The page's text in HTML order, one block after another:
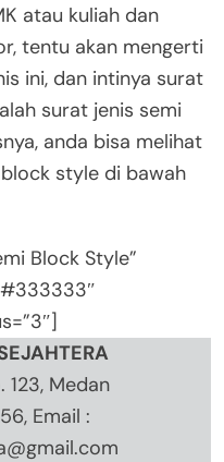
atau kuliah dan
tentu akan mengerti
ini, dan intinya surat
surat jenis semi
anda bisa melihat
style di bawah
Block Style”
123, Medan
Email :